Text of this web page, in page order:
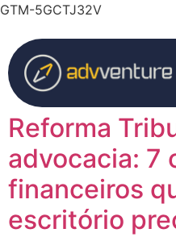
GTM-5GCTJ32V
Tag:
Reforma
advocacia: 7
financeiros
escritório